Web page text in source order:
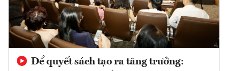
Để quyết sách tạo ra tăng trưởng: